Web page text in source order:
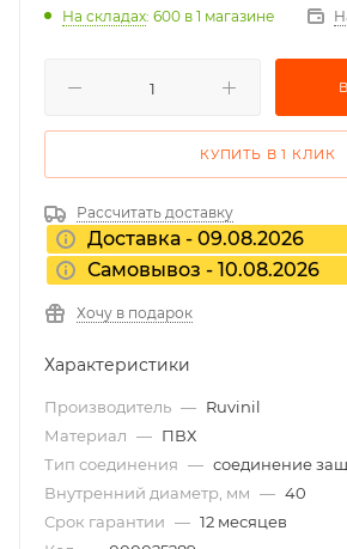
На складах: 600 в 1 магазине
КУПИТЬ В 1 КЛИК
Рассчитать доставку
Доставка - 09.08.2026
Самовывоз - 10.08.2026
Хочу в подарок
Характеристики
Производитель — Ruvinil
Материал — ПВХ
Тип соединения — соединение
Внутренний диаметр, мм — 40
Срок гарантии — 12 месяцев